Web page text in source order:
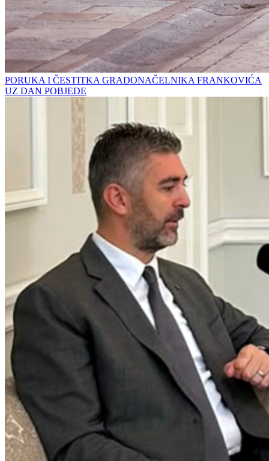
PORUKA I ČESTITKA GRADONAČELNIKA FRANKOVIĆA
UZ DAN POBJEDE